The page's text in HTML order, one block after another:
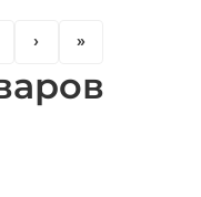
‹ «